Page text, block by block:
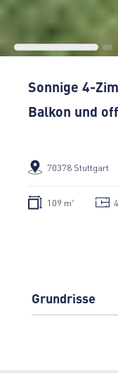
Sonnige 4-
Balkon und
70378 Stuttgart
109 m² 4
Grundrisse
Verkehrsberuhigter